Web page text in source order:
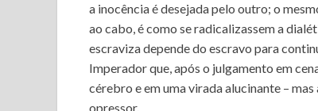
a inocência é desejada pelo outro; o
ao cabo, é como se radicalizassem a
escraviza depende do escravo para
Imperador que, após o julgamento em
cérebro e em uma virada alucinante –
opressor.